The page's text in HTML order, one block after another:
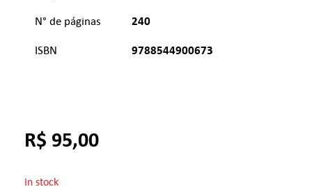
N° de páginas 240
ISBN 9788544900673
R$ 95,00
In stock